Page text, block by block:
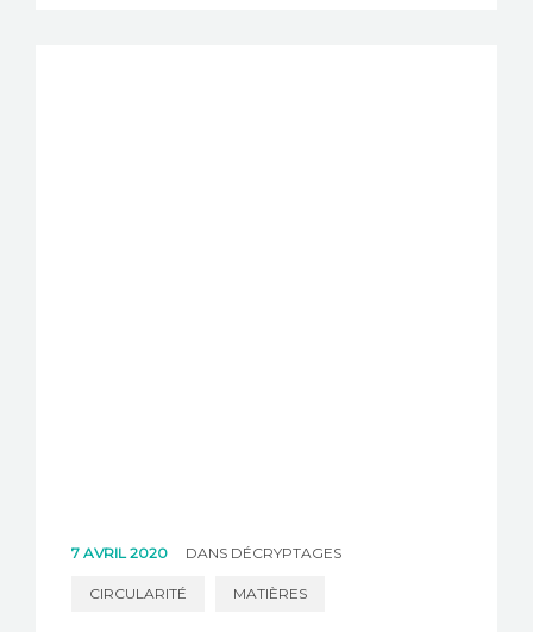
7 AVRIL 2020 DANS DÉCRYPTAGES
CIRCULARITÉ MATIÈRES